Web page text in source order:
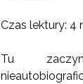
Czas lektury: 4
Tu